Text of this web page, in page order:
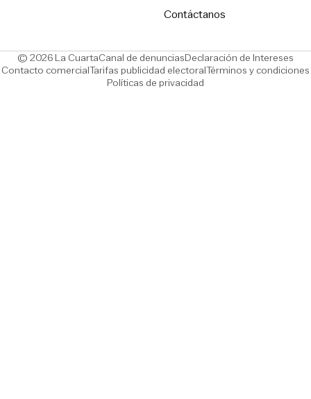
Contáctanos
© 2026 La CuartaCanal de denunciasOpens in new window
Declaración de Intereses
Contacto comercialOpens in new window
Tarifas publicidad electoralOpens in new window
Términos y condiciones
Políticas de privacidad